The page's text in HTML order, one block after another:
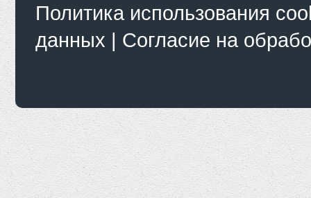
Политика использования
данных | Согласие на